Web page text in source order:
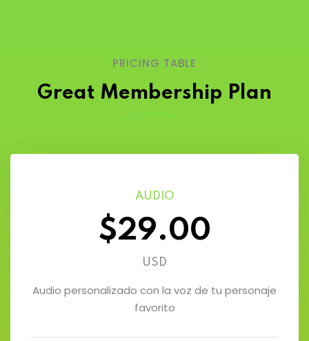
PRICING TABLE
Great Membership Plan
AUDIO
$29.00
USD
Audio personalizado con la voz de tu personaje
favorito